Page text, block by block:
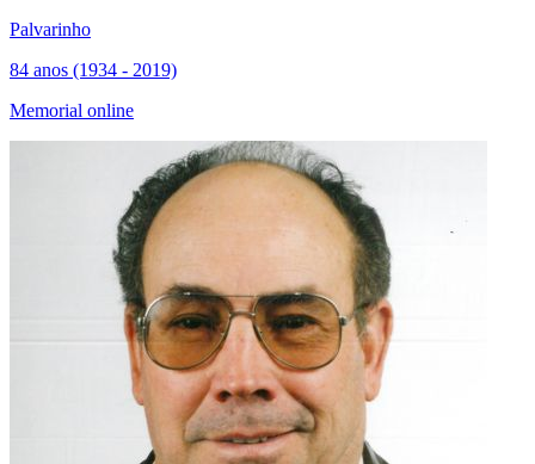
Palvarinho
84 anos (1934 - 2019)
Memorial online